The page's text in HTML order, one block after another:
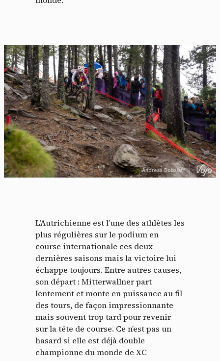
L’Autrichienne est l’une des athlètes les
plus régulières sur le podium en
course internationale ces deux
dernières saisons mais la victoire lui
échappe toujours. Entre autres causes,
son départ : Mitterwallner part
lentement et monte en puissance au fil
des tours, de façon impressionnante
mais souvent trop tard pour revenir
sur la tête de course. Ce n’est pas un
hasard si elle est déjà double
championne du monde de XC